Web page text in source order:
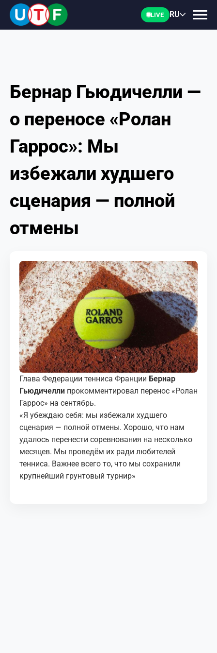
LIVE RU
ГЛАВНАЯ
ФТУ
НОВОСТИ
ДОКУМЕНТЫ
ПЕРСОНАЛИИ
КОНТАКТЫ
UZ-PIN
Бернар Гьюдичелли —
о переносе «Ролан
Гаррос»: Мы
избежали худшего
сценария — полной
отмены
Глава Федерации тенниса Франции Бернар
Гьюдичелли прокомментировал перенос «Ролан
Гаррос» на сентябрь.
«Я убеждаю себя: мы избежали худшего
сценария — полной отмены. Хорошо, что нам
удалось перенести соревнования на несколько
месяцев. Мы проведём их ради любителей
тенниса. Важнее всего то, что мы сохранили
крупнейший грунтовый турнир»